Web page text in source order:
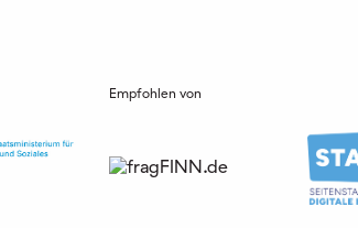
Empfohlen von